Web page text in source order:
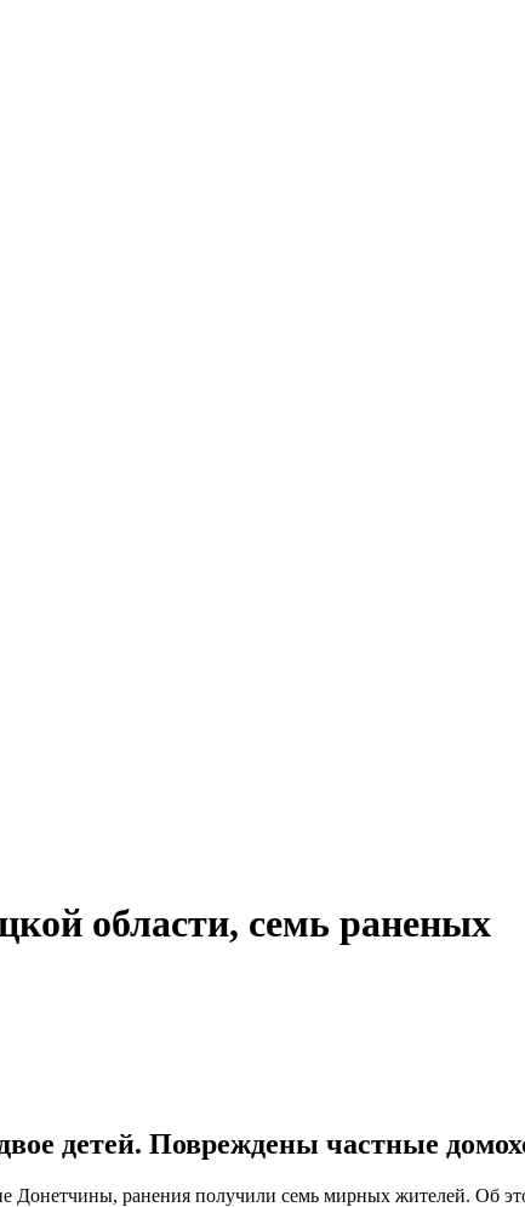
области, семь раненых
детей. Повреждены частные
Донетчины, ранения получили семь мирных жителей. Об